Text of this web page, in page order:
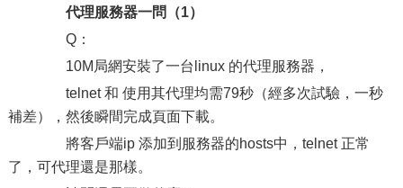
代理服務器一問（1）
Q：
10M局網安裝了一台linux 的代理服務器，
telnet 和 使用其代理均需79秒（經多次試驗，一秒
補差），然後瞬間完成頁面下載。
將客戶端ip 添加到服務器的hosts中，telnet 正常
了，可代理還是那樣。